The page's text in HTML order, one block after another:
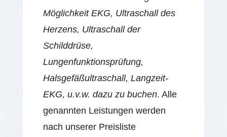
Möglichkeit EKG, Ultraschall des
Herzens, Ultraschall der
Schilddrüse,
Lungenfunktionsprüfung,
Halsgefäßultraschall, Langzeit-
EKG, u.v.w. dazu zu buchen. Alle
genannten Leistungen werden
nach unserer Preisliste